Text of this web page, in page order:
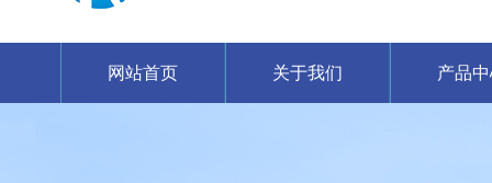
网站首页 关于我们 产品